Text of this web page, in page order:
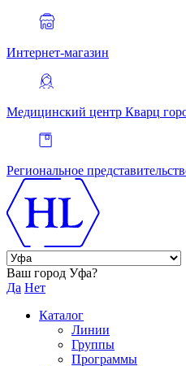
Интернет-магазин
Медицинский центр Кварц
Региональное
Ваш город Уфа?
Да Нет
Каталог
Линии
Группы
Программы